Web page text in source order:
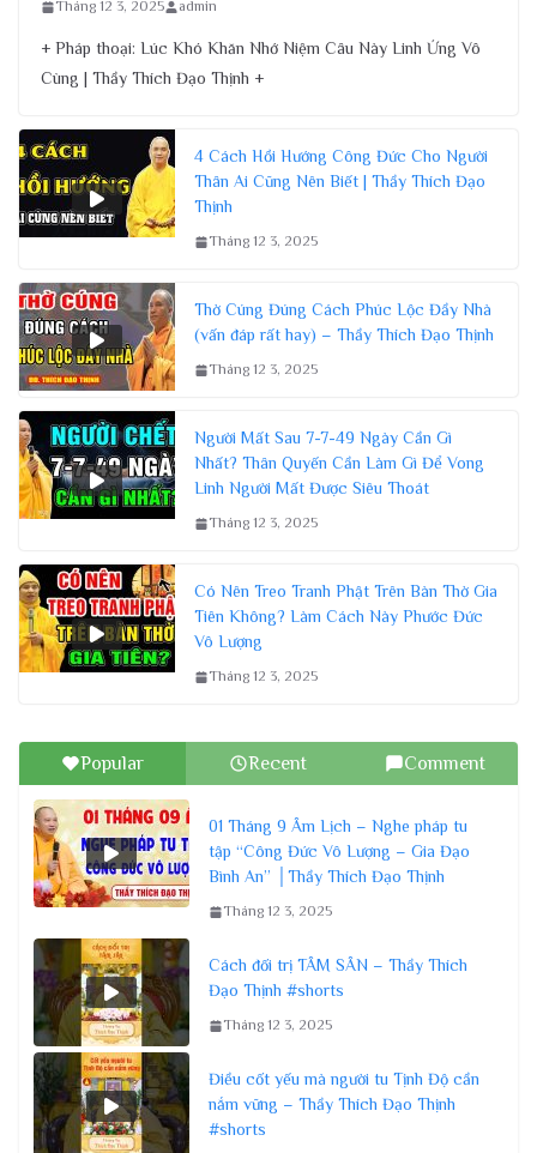
Tháng 12 3, 2025 admin
+ Pháp thoại: Lúc Khó Khăn Nhớ Niệm Câu Này Linh Ứng Vô
Cùng | Thầy Thích Đạo Thịnh +
4 Cách Hồi Hướng Công Đức Cho Người
Thân Ai Cũng Nên Biết | Thầy Thích Đạo
Thịnh
Tháng 12 3, 2025
Thờ Cúng Đúng Cách Phúc Lộc Đầy Nhà
(vấn đáp rất hay) – Thầy Thích Đạo Thịnh
Tháng 12 3, 2025
Người Mất Sau 7-7-49 Ngày Cần Gì
Nhất? Thân Quyến Cần Làm Gì Để Vong
Linh Người Mất Được Siêu Thoát
Tháng 12 3, 2025
Có Nên Treo Tranh Phật Trên Bàn Thờ Gia
Tiên Không? Làm Cách Này Phước Đức
Vô Lượng
Tháng 12 3, 2025
Popular Recent Comment
01 Tháng 9 Âm Lịch – Nghe pháp tu
tập “Công Đức Vô Lượng – Gia Đạo
Bình An” │Thầy Thích Đạo Thịnh
Tháng 12 3, 2025
Cách đối trị TÂM SÂN – Thầy Thích
Đạo Thịnh #shorts
Tháng 12 3, 2025
Điều cốt yếu mà người tu Tịnh Độ cần
nắm vững – Thầy Thích Đạo Thịnh
#shorts